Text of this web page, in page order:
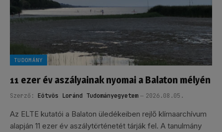
TUDOMÁNY
11 ezer év aszályainak nyomai a Balaton mélyén
Szerző: Eötvös Loránd Tudományegyetem 2026.08.05.
Az ELTE kutatói a Balaton üledékeiben rejlő klímaarchívum
alapján 11 ezer év aszálytörténetét tárják fel. A tanulmány